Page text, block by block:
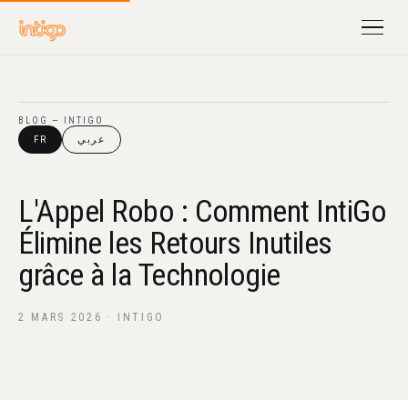
BLOG — INTIGO
FR عربي
L'Appel Robo : Comment IntiGo
Élimine les Retours Inutiles
grâce à la Technologie
2 MARS 2026 · INTIGO